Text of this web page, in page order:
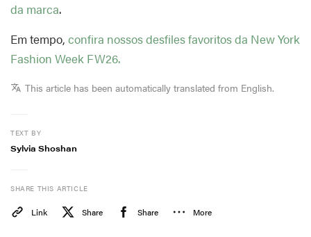
da marca.
Em tempo, confira nossos desfiles favoritos da New York
Fashion Week FW26.
This article has been automatically translated from English.
TEXT BY
Sylvia Shoshan
SHARE THIS ARTICLE
Link Share Share More